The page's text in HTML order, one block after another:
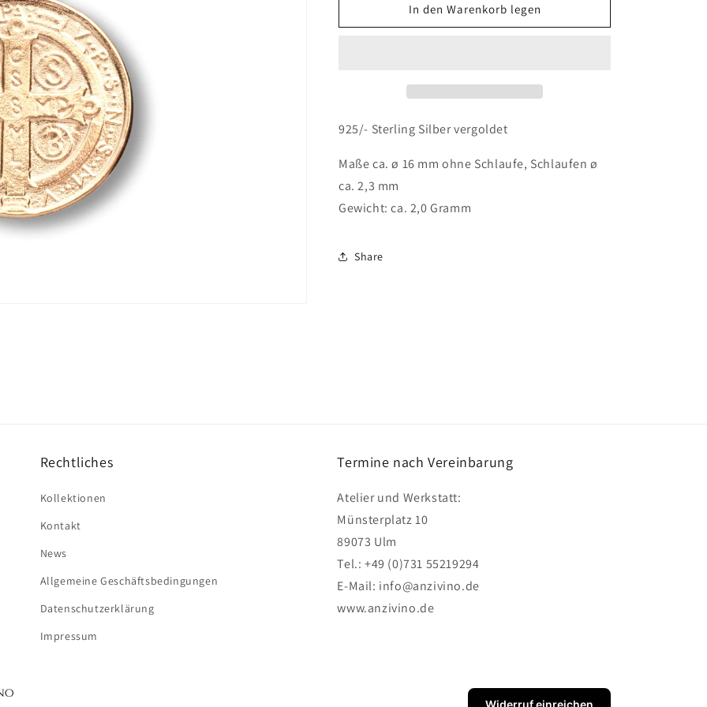
In den Warenkorb legen
925/- Sterling Silber vergoldet
Maße ca. ø 16 mm ohne Schlaufe, Schlaufen ø
ca. 2,3 mm
Gewicht: ca. 2,0 Gramm
Share
Rechtliches
Kollektionen
Kontakt
News
Allgemeine Geschäftsbedingungen
Datenschutzerklärung
Impressum
Termine nach Vereinbarung
Atelier und Werkstatt:
Münsterplatz 10
89073 Ulm
Tel.: +49 (0)731 55219294
E-Mail: info@anzivino.de
www.anzivino.de
Widerruf einreichen